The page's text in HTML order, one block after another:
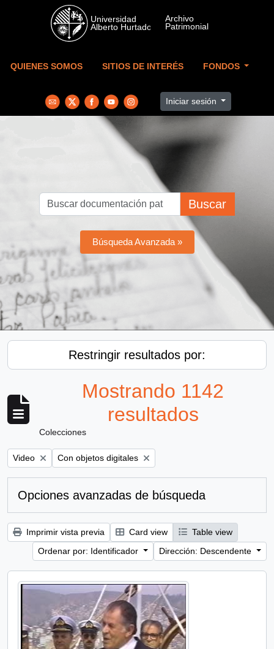
Skip to main content
QUIENES SOMOS SITIOS DE INTERÉS FONDOS
Iniciar sesión
Buscar
Búsqueda Avanzada »
Restringir resultados por:
Mostrando 1142
resultados
Colecciones
Remove filter:
Video Remove filter:
Con objetos digitales
Opciones avanzadas de búsqueda
Imprimir vista previa Card view
Table view
Ordenar por: Identificador
Dirección: Descendente